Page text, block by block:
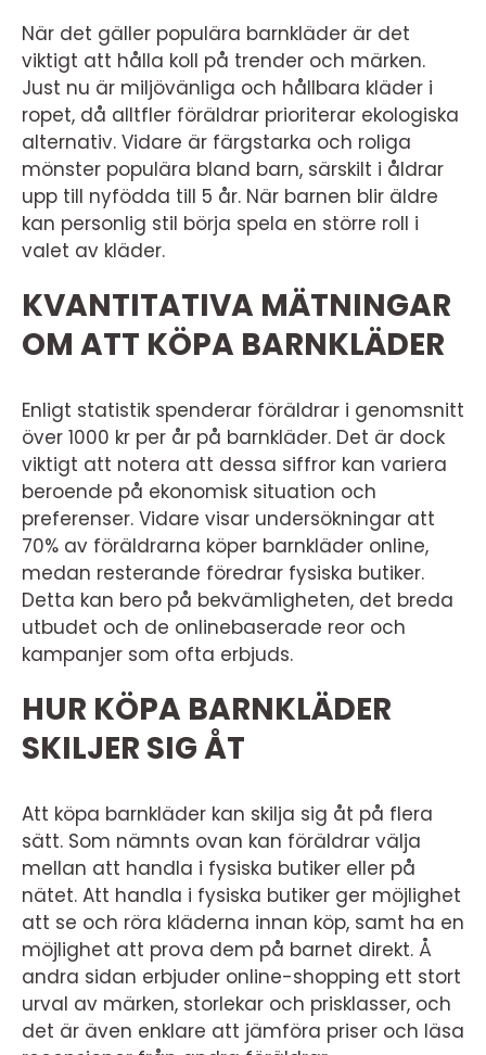
När det gäller populära barnkläder är det
viktigt att hålla koll på trender och märken.
Just nu är miljövänliga och hållbara kläder i
ropet, då alltfler föräldrar prioriterar ekologiska
alternativ. Vidare är färgstarka och roliga
mönster populära bland barn, särskilt i åldrar
upp till nyfödda till 5 år. När barnen blir äldre
kan personlig stil börja spela en större roll i
valet av kläder.
KVANTITATIVA MÄTNINGAR
OM ATT KÖPA BARNKLÄDER
Enligt statistik spenderar föräldrar i genomsnitt
över 1000 kr per år på barnkläder. Det är dock
viktigt att notera att dessa siffror kan variera
beroende på ekonomisk situation och
preferenser. Vidare visar undersökningar att
70% av föräldrarna köper barnkläder online,
medan resterande föredrar fysiska butiker.
Detta kan bero på bekvämligheten, det breda
utbudet och de onlinebaserade reor och
kampanjer som ofta erbjuds.
HUR KÖPA BARNKLÄDER
SKILJER SIG ÅT
Att köpa barnkläder kan skilja sig åt på flera
sätt. Som nämnts ovan kan föräldrar välja
mellan att handla i fysiska butiker eller på
nätet. Att handla i fysiska butiker ger möjlighet
att se och röra kläderna innan köp, samt ha en
möjlighet att prova dem på barnet direkt. Å
andra sidan erbjuder online-shopping ett stort
urval av märken, storlekar och prisklasser, och
det är även enklare att jämföra priser och läsa